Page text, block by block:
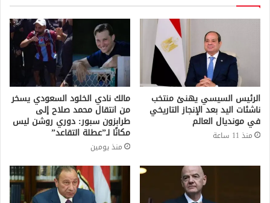
الرئيس السيسي يهنئ منتخب
ناشئات اليد بعد الإنجاز التاريخي
في مونديال العالم
منذ 11 ساعة
مالك نادي الخلود السعودي يسخر
من انتقال محمد صلاح إلى
طرابزون سبور: دوري روشن ليس
مكانًا لـ”عطلة التقاعد”
منذ يومين